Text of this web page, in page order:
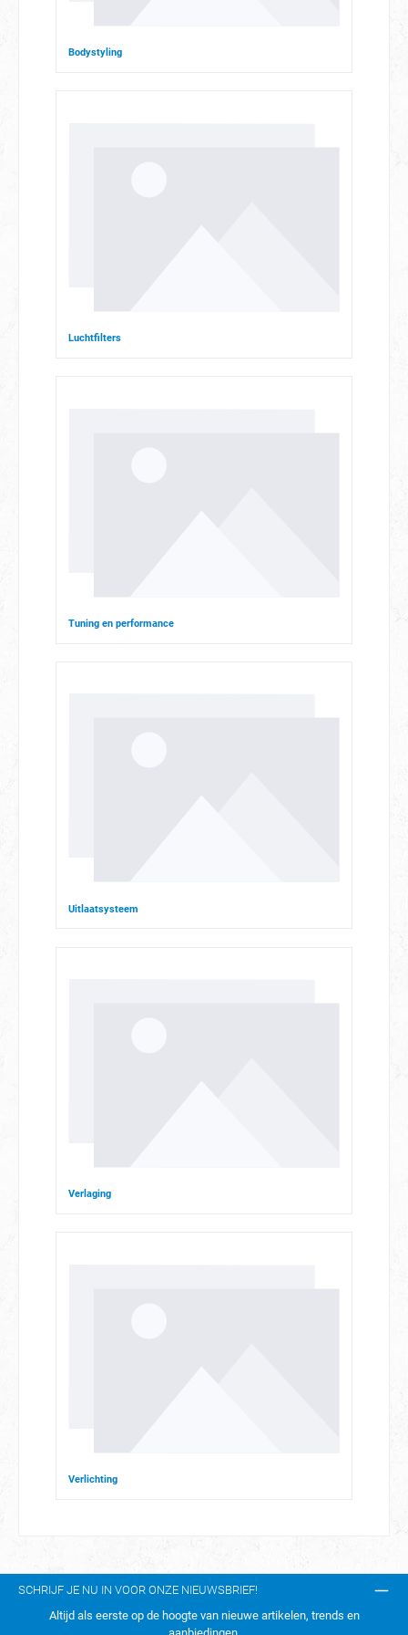
Bodystyling
Luchtfilters
Tuning en performance
Uitlaatsysteem
Verlaging
Verlichting
SCHRIJF JE NU IN VOOR ONZE NIEUWSBRIEF!
Altijd als eerste op de hoogte van nieuwe artikelen, trends en